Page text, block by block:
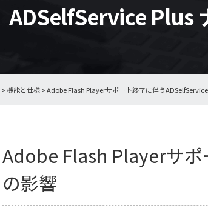
ADSelfService Plus
>機能と仕様> Adobe Flash Playerサポート終了に伴う
Adobe Flash Playerサ
の影響